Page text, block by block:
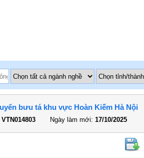
bưu tá khu vực Hoàn Kiếm Hà Nội
VTN014803 Ngày làm mới: 17/10/2025